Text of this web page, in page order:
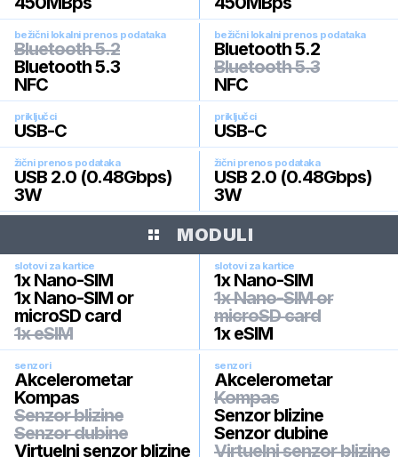
bežični lokalni prenos podataka
Bluetooth 5.2
Bluetooth 5.3
NFC
bežični lokalni prenos podataka
Bluetooth 5.2
Bluetooth 5.3
NFC
priključci
USB-C
priključci
USB-C
žični prenos podataka
USB 2.0 (0.48Gbps)
3W
žični prenos podataka
USB 2.0 (0.48Gbps)
3W
MODULI
slotovi za kartice
1x Nano-SIM
1x Nano-SIM or
microSD card
1x eSIM
slotovi za kartice
1x Nano-SIM
1x Nano-SIM or
microSD card
1x eSIM
senzori
Akcelerometar
Kompas
Senzor blizine
Senzor dubine
Virtuelni senzor blizine
senzori
Akcelerometar
Kompas
Senzor blizine
Senzor dubine
Virtuelni senzor blizine